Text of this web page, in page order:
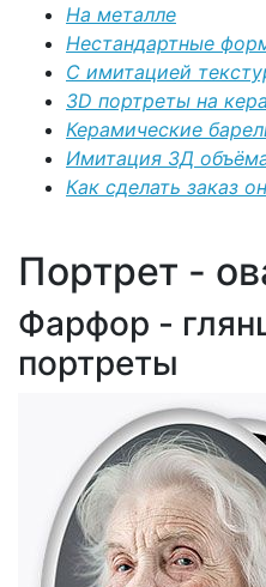
На металле
Нестандартные
С имитацией
3D портреты на
Керамические
Имитация 3Д
Как сделать заказ
Портрет -
Фарфор -
портреты